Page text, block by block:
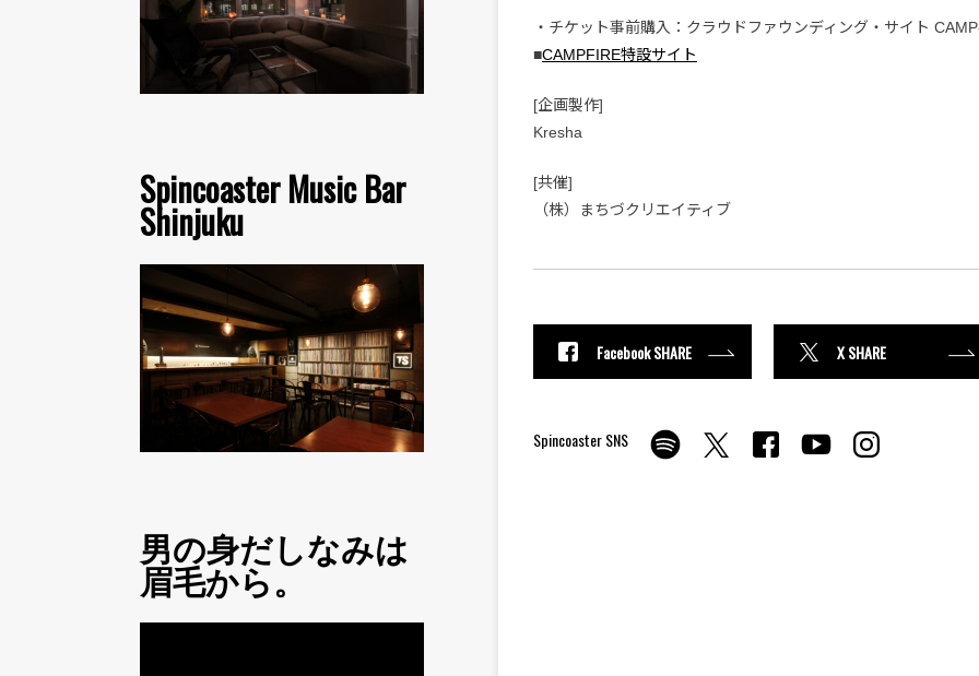
Spincoaster Music Bar
Shinjuku
男の身だしなみは
眉毛から。
・チケット事前購入：クラウドファウンディング・サイト
■CAMPFIRE特設サイト
[企画製作]
Kresha
[共催]
（株）まちづクリエイティブ
Facebook SHARE X SHARE
Spincoaster SNS